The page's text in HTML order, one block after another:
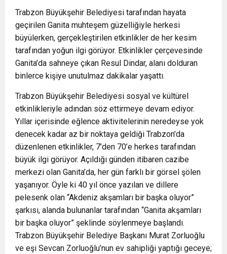
Trabzon Büyükşehir Belediyesi tarafından hayata
geçirilen Ganita muhteşem güzelliğiyle herkesi
büyülerken, gerçekleştirilen etkinlikler de her kesim
tarafından yoğun ilgi görüyor. Etkinlikler çerçevesinde
Ganita’da sahneye çıkan Resul Dindar, alanı dolduran
binlerce kişiye unutulmaz dakikalar yaşattı.
Trabzon Büyükşehir Belediyesi sosyal ve kültürel
etkinlikleriyle adından söz ettirmeye devam ediyor.
Yıllar içerisinde eğlence aktivitelerinin neredeyse yok
denecek kadar az bir noktaya geldiği Trabzon’da
düzenlenen etkinlikler, 7’den 70’e herkes tarafından
büyük ilgi görüyor. Açıldığı günden itibaren cazibe
merkezi olan Ganita’da, her gün farklı bir görsel şölen
yaşanıyor. Öyle ki 40 yıl önce yazılan ve dillere
pelesenk olan “Akdeniz akşamları bir başka oluyor”
şarkısı, alanda bulunanlar tarafından “Ganita akşamları
bir başka oluyor” şeklinde söylenmeye başlandı.
Trabzon Büyükşehir Belediye Başkanı Murat Zorluoğlu
ve eşi Sevcan Zorluoğlu’nun ev sahipliği yaptığı geceye;